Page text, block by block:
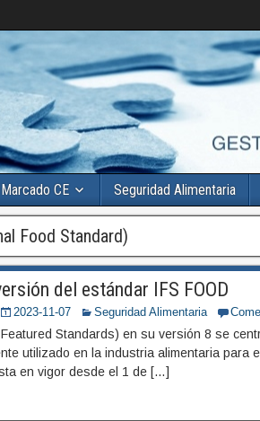
Marcado CE Seguridad Alimentaria
Food Standard)
del estándar IFS FOOD
2023-11-07 Seguridad Alimentaria
Standards) en su versión 8 se
utilizado en la industria alimentaria para
en vigor desde el 1 de […]